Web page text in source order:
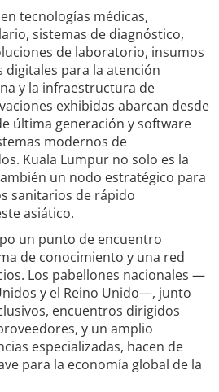
tecnologías médicas,
sistemas de diagnóstico,
de laboratorio, insumos
digitales para la atención
y la infraestructura de
exhibidas abarcan desde
última generación y software
modernos de
Kuala Lumpur no solo es la
un nodo estratégico para
sanitarios de rápido
asiático.
un punto de encuentro
de conocimiento y una red
Los pabellones nacionales —
y el Reino Unido—, junto
encuentros dirigidos
y un amplio
especializadas, hacen de
para la economía global de la